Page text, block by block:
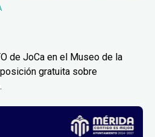
de JoCa en el Museo de la
gratuita sobre